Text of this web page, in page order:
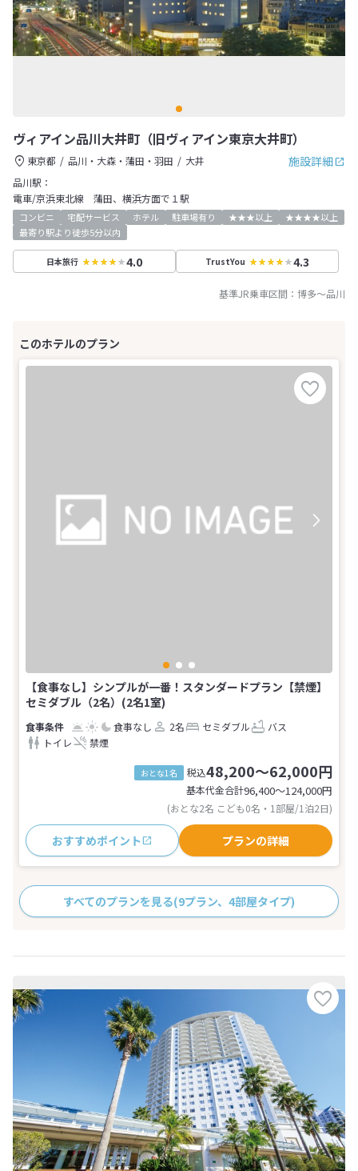
ヴィアイン品川大井町（旧ヴィアイン東京大井町）
施設詳細
東京都 品川・大森・蒲田・羽田
大井
品川駅：
電車/京浜東北線 蒲田、横浜方面で１駅
コンビニ 宅配サービス ホテル 駐車場有り ★★★以上
★★★★以上
最寄り駅より徒歩5分以内
日本旅行 4.0 TrustYou 4.3
基準JR乗車区間： 博多～品川
【食事なし】シンプルが一番！スタンダードプラン【禁煙】
セミダブル（2名）(2名1室)
食事なし 2名 セミダブル
バス
トイレ
禁煙
おとな1名 税込48,200～62,000円
基本代金合計96,400〜124,000円
(おとな2名 こども0名・1部屋/1泊2日)
おすすめポイント プランの詳細
すべてのプランを見る(9プラン、4部屋タイプ)